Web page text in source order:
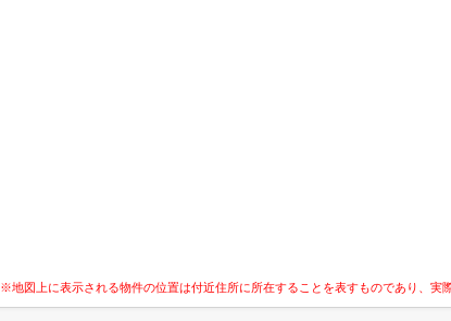
※地図上に表示される物件の位置は付近住所に所在することを表すものであり、実